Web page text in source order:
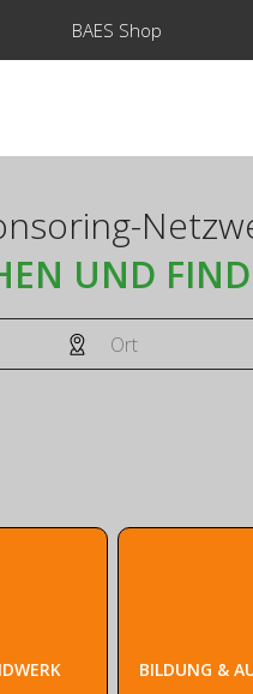
BAES Shop
UND
BILDUNG &